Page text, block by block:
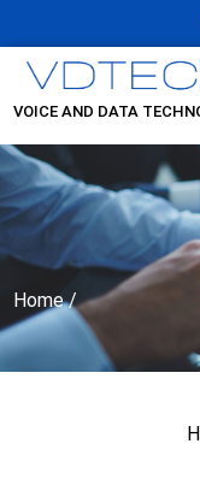
VOICE AND DATA
Home /